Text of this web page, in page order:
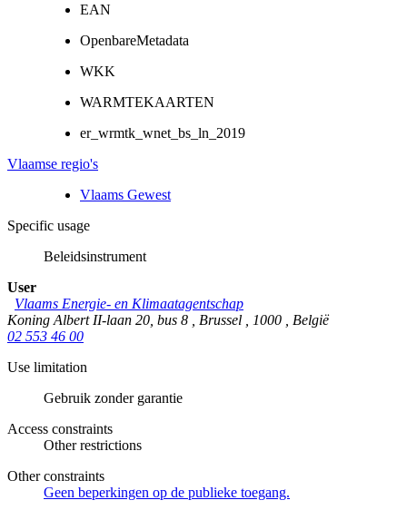
EAN
OpenbareMetadata
WKK
WARMTEKAARTEN
er_wrmtk_wnet_bs_ln_2019
Vlaamse regio's
Vlaams Gewest
Specific usage
Beleidsinstrument
User
Vlaams Energie- en Klimaatagentschap
Koning Albert II-laan 20, bus 8
Brussel 1000
België
02 553 46 00
Use limitation
Gebruik zonder garantie
Access constraints
Other restrictions
Other constraints
Geen beperkingen op de publieke toegang.